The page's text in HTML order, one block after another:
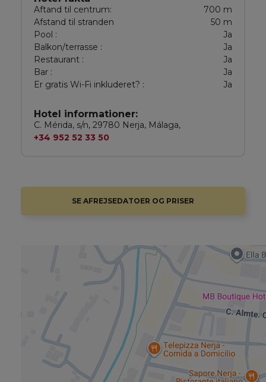
Aftand til centrum:
700 m
Afstand til stranden
50 m
Pool :
Ja
Balkon/terrasse :
Ja
Restaurant :
Ja
Bar :
Ja
Er gratis Wi-Fi inkluderet? :
Ja
Hotel informationer:
C. Mérida, s/n, 29780 Nerja, Málaga,
+34 952 52 33 50
SE AFREJSEDATOER OG PRISER